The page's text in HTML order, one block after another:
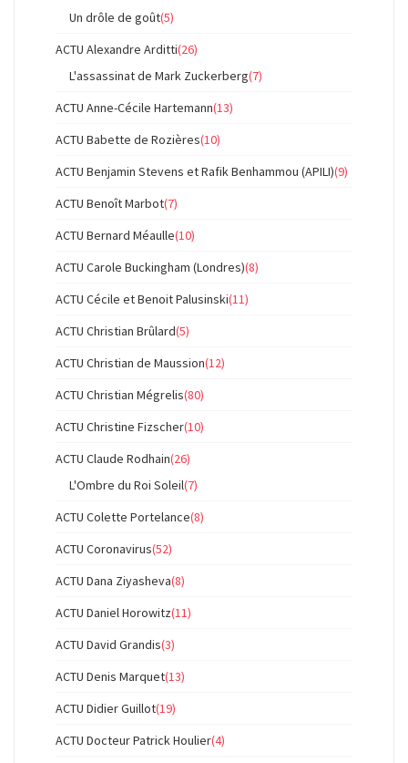
Un drôle de goût(5)
ACTU Alexandre Arditti(26)
L'assassinat de Mark Zuckerberg(7)
ACTU Anne-Cécile Hartemann(13)
ACTU Babette de Rozières(10)
ACTU Benjamin Stevens et Rafik Benhammou (APILI)(9)
ACTU Benoît Marbot(7)
ACTU Bernard Méaulle(10)
ACTU Carole Buckingham (Londres)(8)
ACTU Cécile et Benoit Palusinski(11)
ACTU Christian Brûlard(5)
ACTU Christian de Maussion(12)
ACTU Christian Mégrelis(80)
ACTU Christine Fizscher(10)
ACTU Claude Rodhain(26)
L'Ombre du Roi Soleil(7)
ACTU Colette Portelance(8)
ACTU Coronavirus(52)
ACTU Dana Ziyasheva(8)
ACTU Daniel Horowitz(11)
ACTU David Grandis(3)
ACTU Denis Marquet(13)
ACTU Didier Guillot(19)
ACTU Docteur Patrick Houlier(4)